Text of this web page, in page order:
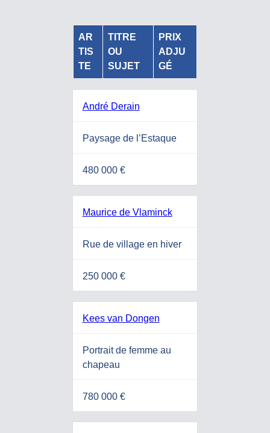
AR
TIS
TE
TITRE
OU
SUJET
PRIX
ADJU
GÉ
André Derain
Paysage de l’Estaque
480 000 €
Maurice de Vlaminck
Rue de village en hiver
250 000 €
Kees van Dongen
Portrait de femme au
chapeau
780 000 €